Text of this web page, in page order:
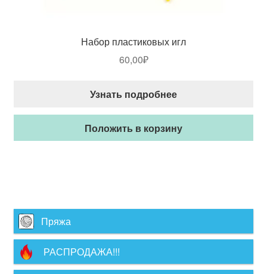
Набор пластиковых игл
60,00₽
Узнать подробнее
Положить в корзину
Пряжа
РАСПРОДАЖА!!!